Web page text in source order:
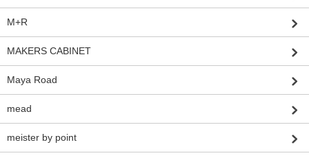
M+R
MAKERS CABINET
Maya Road
mead
meister by point